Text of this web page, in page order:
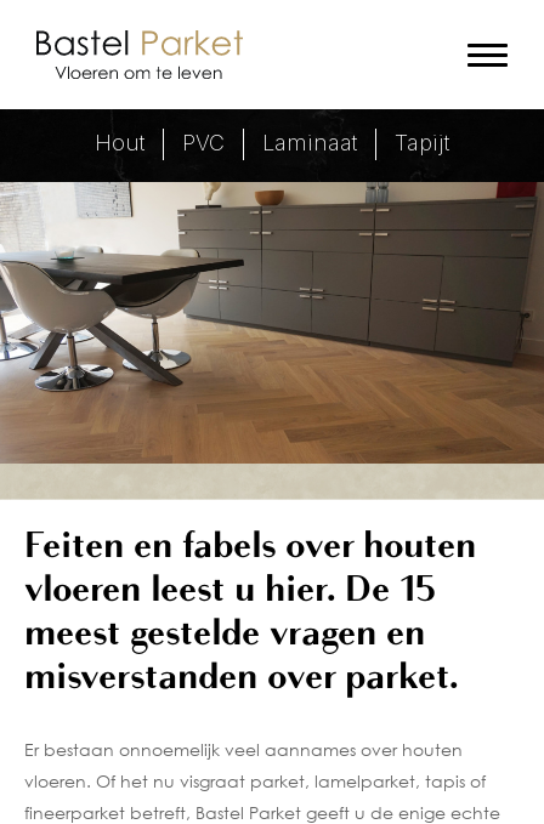
Houten vloeren wiki - Bastel
Hout PVC Laminaat Tapijt
Feiten en fabels over houten
vloeren leest u hier. De 15
meest gestelde vragen en
misverstanden over parket.
Er bestaan onnoemelijk veel aannames over houten
vloeren. Of het nu visgraat parket, lamelparket, tapis of
fineerparket betreft, Bastel Parket geeft u de enige echte